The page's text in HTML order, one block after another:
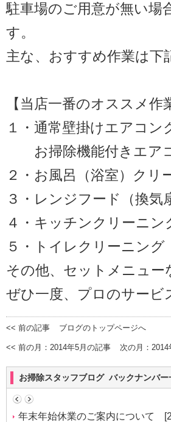
駐車場のご用意が無い場
す。
主な、おすすめ作業は下
【当店一番のオススメ作
１・通常壁掛けエアコン
お掃除機能付きエア
２・お風呂（浴室）クリ
３・レンジフード（換気
４・キッチンクリーニン
５・トイレクリーニング
その他、セットメニュ
ぜひ一度、プロのサービ
<< 前の記事 ブログのトップページへ
<< 前の月：2014年5月の記事 次の月：
お掃除スタッフブログ バックナンバー
年末年始休業のご案内について